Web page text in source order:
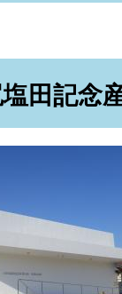
田記念